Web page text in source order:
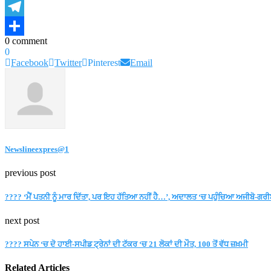
Copy
Link
Telegram
Share
0 comment
0
Facebook Twitter Pinterest Email
Newslineexpres@1
previous post
???? ‘ਮੈਂ ਪਤਨੀ ਨੂੰ ਮਾਰ ਦਿੱਤਾ, ਪਰ ਇਹ ਹੱਤਿਆ ਨਹੀਂ ਹੈ…’, ਅਦਾਲਤ ‘ਚ ਪਹੁੰਚਿਆ ਅਜੀਬੋ-
next post
???? ਸਪੇਨ ‘ਚ ਦੋ ਹਾਈ-ਸਪੀਡ ਟ੍ਰੇਨਾਂ ਦੀ ਟੱਕਰ ‘ਚ 21 ਲੋਕਾਂ ਦੀ ਮੌਤ, 100 ਤੋਂ ਵੱਧ ਜ਼ਖ਼ਮੀ
Related Articles